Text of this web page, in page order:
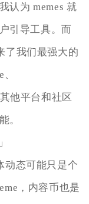
认为 memes 就
引导工具。而
了我们最强大的
他平台和社区
。
动态可能只是个
，内容币也是